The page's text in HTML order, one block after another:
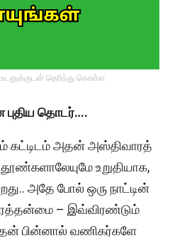
உடனுக்குடன் தெரிந்து கொள்ள
தொடர்….
கட்டிடம் அதன் அஸ்திவாரத்
உறுதியாக,
அதே போல் ஒரு நாட்டின்
– இவ்விரண்டும்
பின்னால் வணிகர்களே